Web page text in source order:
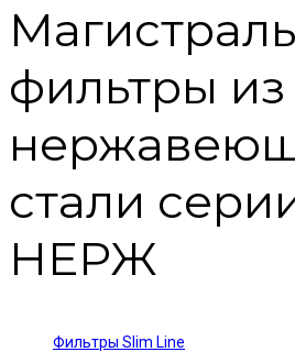
фильтры из
стали
НЕРЖ
Фильтры Slim Line